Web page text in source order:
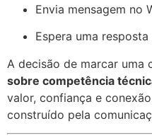
Envia mensagem no
Espera uma
A decisão de marcar uma
sobre competência
valor, confiança e
construído pela